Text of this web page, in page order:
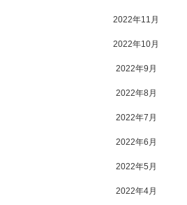
2022年11月
2022年10月
2022年9月
2022年8月
2022年7月
2022年6月
2022年5月
2022年4月